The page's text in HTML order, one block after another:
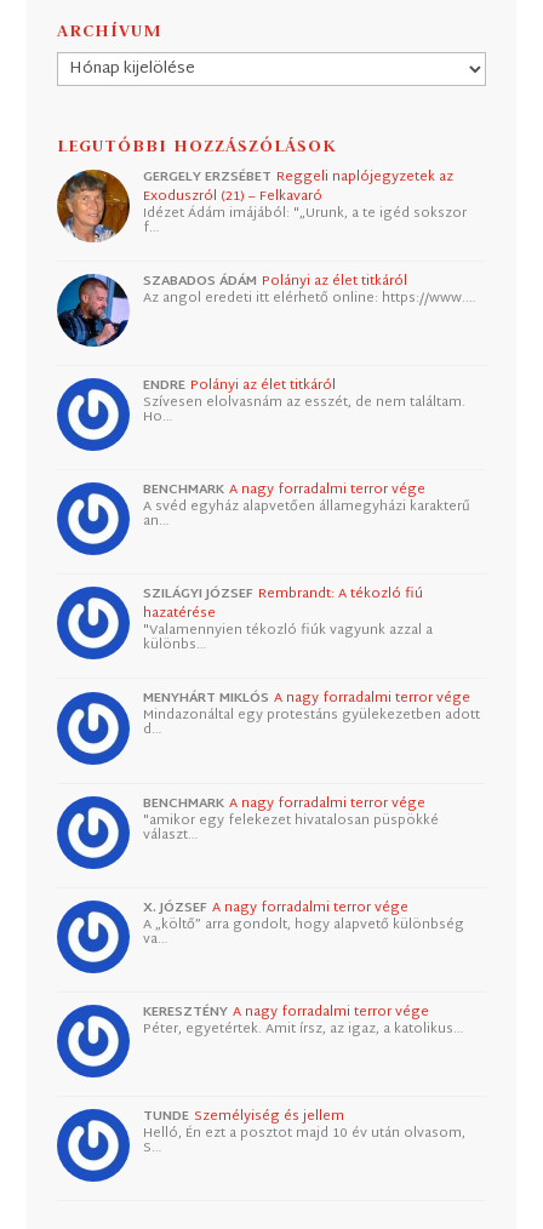
ARCHÍVUM
Archívum
LEGUTÓBBI HOZZÁSZÓLÁSOK
GERGELY ERZSÉBET Reggeli naplójegyzetek az
Exoduszról (21) – Felkavaró
Idézet Ádám imájából: "„Urunk, a te igéd sokszor
f…
SZABADOS ÁDÁM Polányi az élet titkáról
Az angol eredeti itt elérhető online: https://www.…
ENDRE Polányi az élet titkáról
Szívesen elolvasnám az esszét, de nem találtam.
Ho…
BENCHMARK A nagy forradalmi terror vége
A svéd egyház alapvetően államegyházi karakterű
an…
SZILÁGYI JÓZSEF Rembrandt: A tékozló fiú
hazatérése
"Valamennyien tékozló fiúk vagyunk azzal a
különbs…
MENYHÁRT MIKLÓS A nagy forradalmi terror vége
Mindazonáltal egy protestáns gyülekezetben adott
d…
BENCHMARK A nagy forradalmi terror vége
"amikor egy felekezet hivatalosan püspökké
választ…
X. JÓZSEF A nagy forradalmi terror vége
A „költő” arra gondolt, hogy alapvető különbség
va…
KERESZTÉNY A nagy forradalmi terror vége
Péter, egyetértek. Amit írsz, az igaz, a katolikus…
TUNDE Személyiség és jellem
Helló, Én ezt a posztot majd 10 év után olvasom,
S…